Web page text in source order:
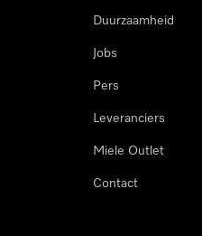
Duurzaamheid
Jobs
Pers
Leveranciers
Miele Outlet
Contact